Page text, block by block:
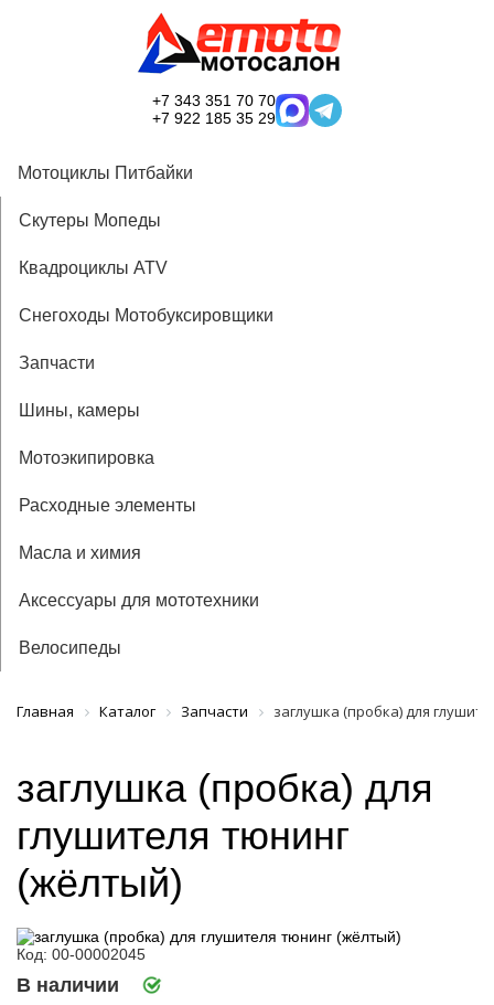
+7 343 351 70 70
+7 922 185 35 29
Мотоциклы Питбайки
Скутеры Мопеды
Квадроциклы ATV
Снегоходы Мотобуксировщики
Запчасти
Шины, камеры
Мотоэкипировка
Расходные элементы
Масла и химия
Аксессуары для мототехники
Велосипеды
Главная Каталог Запчасти заглушка (пробка) для
заглушка (пробка) для
глушителя тюнинг
(жёлтый)
Код: 00-00002045
В наличии